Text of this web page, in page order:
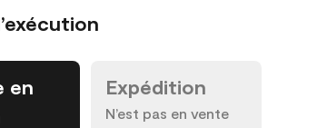
en
Expédition
N’est pas en vente